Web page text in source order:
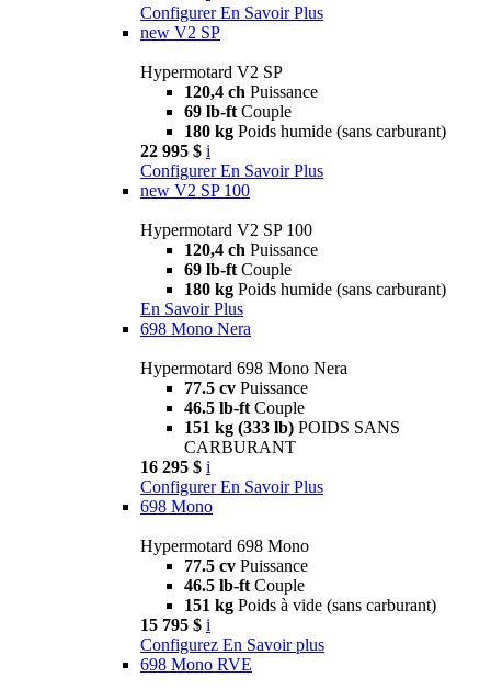
Configurer En Savoir Plus
new V2 SP
Hypermotard V2 SP
120,4 ch Puissance
69 lb-ft Couple
180 kg Poids humide (sans carburant)
22 995 $ i
Configurer En Savoir Plus
new V2 SP 100
Hypermotard V2 SP 100
120,4 ch Puissance
69 lb-ft Couple
180 kg Poids humide (sans carburant)
En Savoir Plus
698 Mono Nera
Hypermotard 698 Mono Nera
77.5 cv Puissance
46.5 lb-ft Couple
151 kg (333 lb) POIDS SANS
CARBURANT
16 295 $ i
Configurer En Savoir Plus
698 Mono
Hypermotard 698 Mono
77.5 cv Puissance
46.5 lb-ft Couple
151 kg Poids à vide (sans carburant)
15 795 $ i
Configurez En Savoir plus
698 Mono RVE